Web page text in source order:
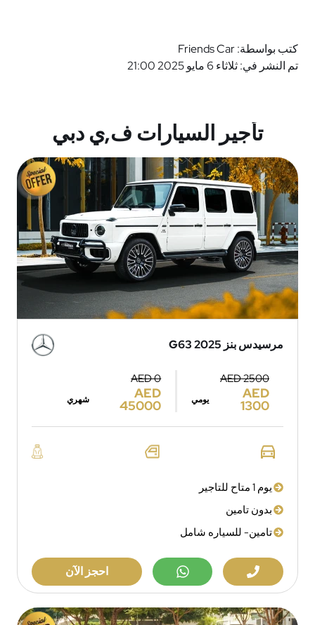
كتب بواسطة: Friends Car
تم النشر في: ثلاثاء 6 مايو 2025 21:00
تأجير السيارات ف,ي دبي
مرسيدس بنز G63 2025
AED 2500
AED
1300 يومي
AED 0
AED
45000 شهري
يوم 1 متاح للتاجير
بدون تامين
تامين- للسياره شامل
احجز الآن